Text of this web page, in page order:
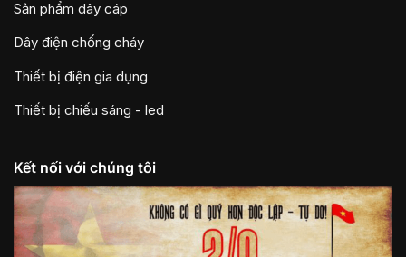
Sản phẩm dây cáp
Dây điện chống cháy
Thiết bị điện gia dụng
Thiết bị chiếu sáng - led
Kết nối với chúng tôi